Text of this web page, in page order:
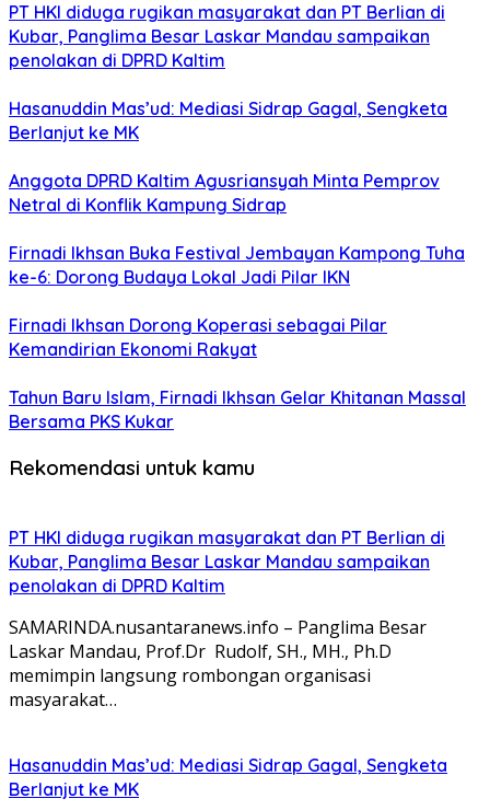
PT HKI diduga rugikan masyarakat dan PT Berlian di
Kubar, Panglima Besar Laskar Mandau sampaikan
penolakan di DPRD Kaltim
Hasanuddin Mas’ud: Mediasi Sidrap Gagal, Sengketa
Berlanjut ke MK
Anggota DPRD Kaltim Agusriansyah Minta Pemprov
Netral di Konflik Kampung Sidrap
Firnadi Ikhsan Buka Festival Jembayan Kampong Tuha
ke-6: Dorong Budaya Lokal Jadi Pilar IKN
Firnadi Ikhsan Dorong Koperasi sebagai Pilar
Kemandirian Ekonomi Rakyat
Tahun Baru Islam, Firnadi Ikhsan Gelar Khitanan Massal
Bersama PKS Kukar
Rekomendasi untuk kamu
PT HKI diduga rugikan masyarakat dan PT Berlian di
Kubar, Panglima Besar Laskar Mandau sampaikan
penolakan di DPRD Kaltim
SAMARINDA.nusantaranews.info – Panglima Besar
Laskar Mandau, Prof.Dr Rudolf, SH., MH., Ph.D
memimpin langsung rombongan organisasi
masyarakat…
Hasanuddin Mas’ud: Mediasi Sidrap Gagal, Sengketa
Berlanjut ke MK